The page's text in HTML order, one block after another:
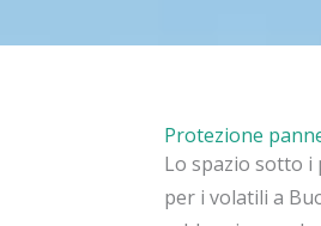
Protezione
Lo spazio sotto i
per i volatili a